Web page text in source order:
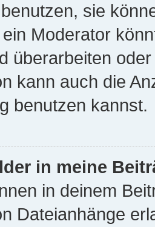
sie
Moderator
überarbeiten
kann auch die
benutzen kannst.
in meine
in deinem
Dateianhänge